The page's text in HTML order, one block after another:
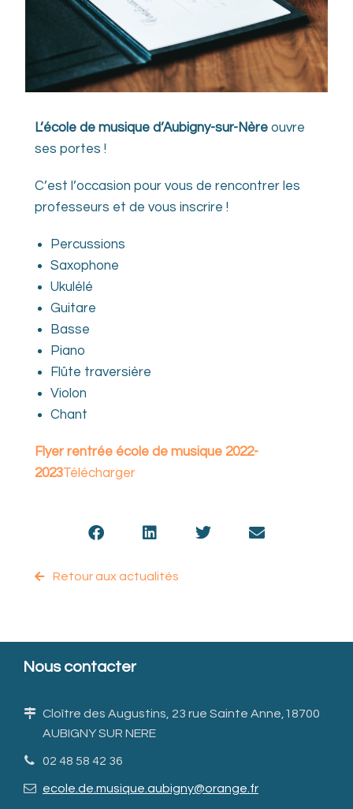
L’école de musique d’Aubigny-sur-Nèreouvre
ses portes !
C’est l’occasion pour vous de rencontrer les
professeurs et de vous inscrire !
Percussions
Saxophone
Ukulélé
Guitare
Basse
Piano
Flûte traversière
Violon
Chant
Flyer rentrée école de musique 2022-
2023Télécharger
Retour aux actualités
Nous contacter
Cloître des Augustins, 23 rue Sainte Anne,18700
AUBIGNY SUR NERE
02 48 58 42 36
ecole.de.musique.aubigny@orange.fr